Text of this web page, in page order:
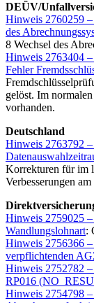
DEÜV/
Hinweis 2760259
des
8 Wechsel des
Hinweis 2763404
Fehler
gelöst. Im
vorhanden.
Deutschland
Hinweis 2763792
Korrekturen für im
Verbesserungen
Hinweis 2759025
Wandlungslohnart:
Hinweis 2756366
verpflichtenden
Hinweis 2752782
RP016
Hinweis 2754798